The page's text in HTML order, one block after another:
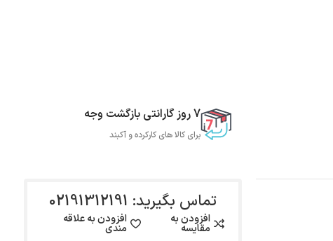
7 روز گارانتی بازگشت وجه
برای کالا های کارکرده و آکبند
تماس بگیرید: 02191312191
افزودن به
مقایسه
افزودن به علاقه
مندی